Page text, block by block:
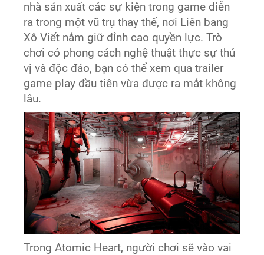
nhà sản xuất các sự kiện trong game diễn
ra trong một vũ trụ thay thế, nơi Liên bang
Xô Viết nắm giữ đỉnh cao quyền lực. Trò
chơi có phong cách nghệ thuật thực sự thú
vị và độc đáo, bạn có thể xem qua trailer
game play đầu tiên vừa được ra mắt không
lâu.
Trong Atomic Heart, người chơi sẽ vào vai